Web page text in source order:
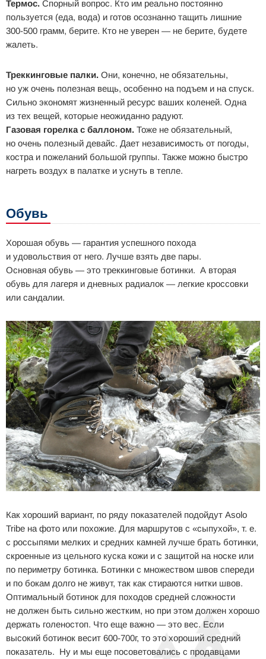
Термос. Спорный вопрос. Кто им реально постоянно
пользуется (еда, вода) и готов осознанно тащить лишние
300-500 грамм, берите. Кто не уверен — не берите, будете
жалеть.
Треккинговые палки. Они, конечно, не обязательны,
но уж очень полезная вещь, особенно на подъем и на спуск.
Сильно экономят жизненный ресурс ваших коленей. Одна
из тех вещей, которые неожиданно радуют.
Газовая горелка с баллоном. Тоже не обязательный,
но очень полезный девайс. Дает независимость от погоды,
костра и пожеланий большой группы. Также можно быстро
нагреть воздух в палатке и уснуть в тепле.
Обувь
Хорошая обувь — гарантия успешного похода
и удовольствия от него. Лучше взять две пары.
Основная обувь — это треккинговые ботинки. А вторая
обувь для лагеря и дневных радиалок — легкие кроссовки
или сандалии.
Как хороший вариант, по ряду показателей подойдут Asolo
Tribe на фото или похожие. Для маршрутов с «сыпухой», т. е.
с россыпями мелких и средних камней лучше брать ботинки,
скроенные из цельного куска кожи и с защитой на носке или
по периметру ботинка. Ботинки с множеством швов спереди
и по бокам долго не живут, так как стираются нитки швов.
Оптимальный ботинок для походов средней сложности
не должен быть сильно жестким, но при этом должен хорошо
держать голеностоп. Что еще важно — это вес. Если
высокий ботинок весит 600-700г, то это хороший средний
показатель. Ну и мы еще посоветовались с продавцами